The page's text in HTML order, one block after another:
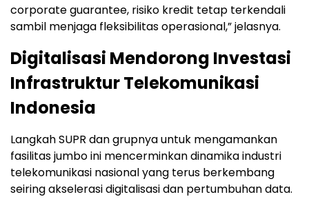
corporate guarantee, risiko kredit tetap terkendali
sambil menjaga fleksibilitas operasional,” jelasnya.
Digitalisasi Mendorong Investasi
Infrastruktur Telekomunikasi
Indonesia
Langkah SUPR dan grupnya untuk mengamankan
fasilitas jumbo ini mencerminkan dinamika industri
telekomunikasi nasional yang terus berkembang
seiring akselerasi digitalisasi dan pertumbuhan data.